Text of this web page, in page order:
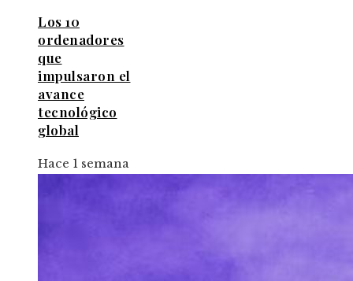
Los 10
ordenadores
que
impulsaron el
avance
tecnológico
global
Hace 1 semana